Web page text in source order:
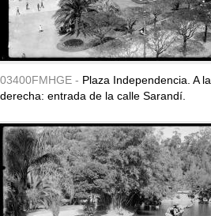
03400FMHGE - Plaza Independencia. A la
derecha: entrada de la calle Sarandí.